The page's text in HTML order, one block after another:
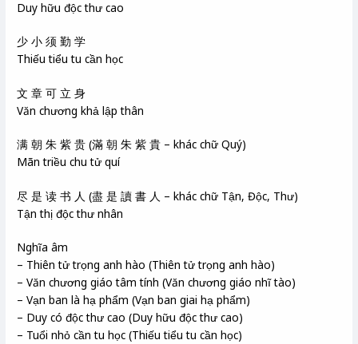
Duy hữu độc thư cao
少 小 须 勤 学
Thiếu tiểu tu cần học
文 章 可 立 身
Văn chương khả lập thân
满 朝 朱 紫 贵 (滿 朝 朱 紫 貴 – khác chữ Quý)
Mãn triều chu tử quí
尽 是 读 书 人 (盡 是 讀 書 人 – khác chữ Tận, Độc, Thư)
Tận thị độc thư nhân
Nghĩa âm
– Thiên tử trọng anh hào (Thiên tử trọng anh hào)
– Văn chương giáo tâm tính (Văn chương giáo nhĩ tào)
– Vạn ban là hạ phẩm (Vạn ban giai hạ phẩm)
– Duy có độc thư cao (Duy hữu độc thư cao)
– Tuổi nhỏ cần tu học (Thiếu tiểu tu cần học)